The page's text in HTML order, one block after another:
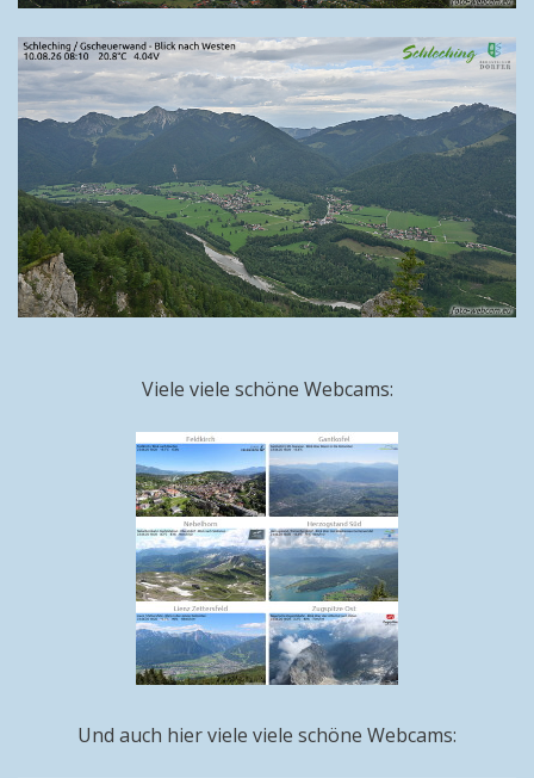
Viele viele schöne Webcams:
Und auch hier viele viele schöne Webcams: